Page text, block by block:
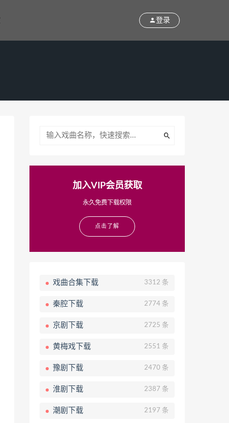
登录
加入VIP会员获取
永久免费下载权限
点击了解
戏曲合集下载 3312 条
秦腔下载 2774 条
京剧下载 2725 条
黄梅戏下载 2551 条
豫剧下载 2470 条
淮剧下载 2387 条
潮剧下载 2197 条